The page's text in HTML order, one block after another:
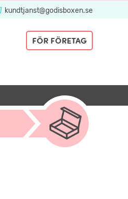
kundtjanst@godisboxen.se
FÖR FÖRETAG